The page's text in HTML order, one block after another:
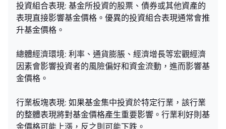
投資組合表現: 基金所投資的股票、債券或其他資產的
表現直接影響基金價格。優異的投資組合表現通常會推
升基金價格。
總體經濟環境: 利率、通貨膨脹、經濟增長等宏觀經濟
因素會影響投資者的風險偏好和資金流動，進而影響基
金價格。
行業板塊表現: 如果基金集中投資於特定行業，該行業
的整體表現將對基金價格產生重要影響。行業利好則基
金價格可能上漲，反之則可能下跌。